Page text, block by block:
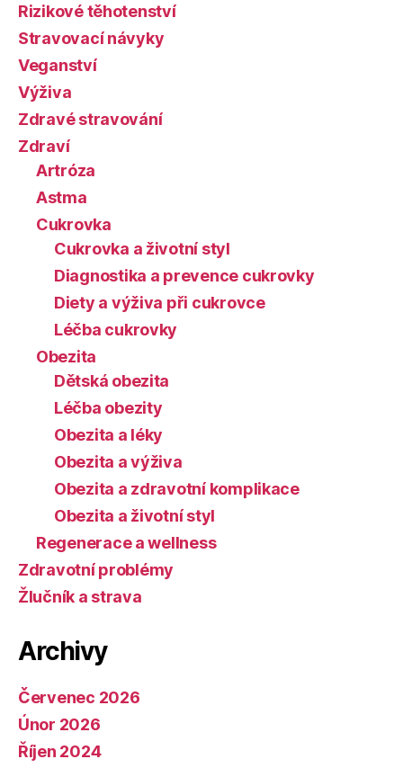
Rizikové těhotenství
Stravovací návyky
Veganství
Výživa
Zdravé stravování
Zdraví
Artróza
Astma
Cukrovka
Cukrovka a životní styl
Diagnostika a prevence cukrovky
Diety a výživa při cukrovce
Léčba cukrovky
Obezita
Dětská obezita
Léčba obezity
Obezita a léky
Obezita a výživa
Obezita a zdravotní komplikace
Obezita a životní styl
Regenerace a wellness
Zdravotní problémy
Žlučník a strava
Archivy
Červenec 2026
Únor 2026
Říjen 2024